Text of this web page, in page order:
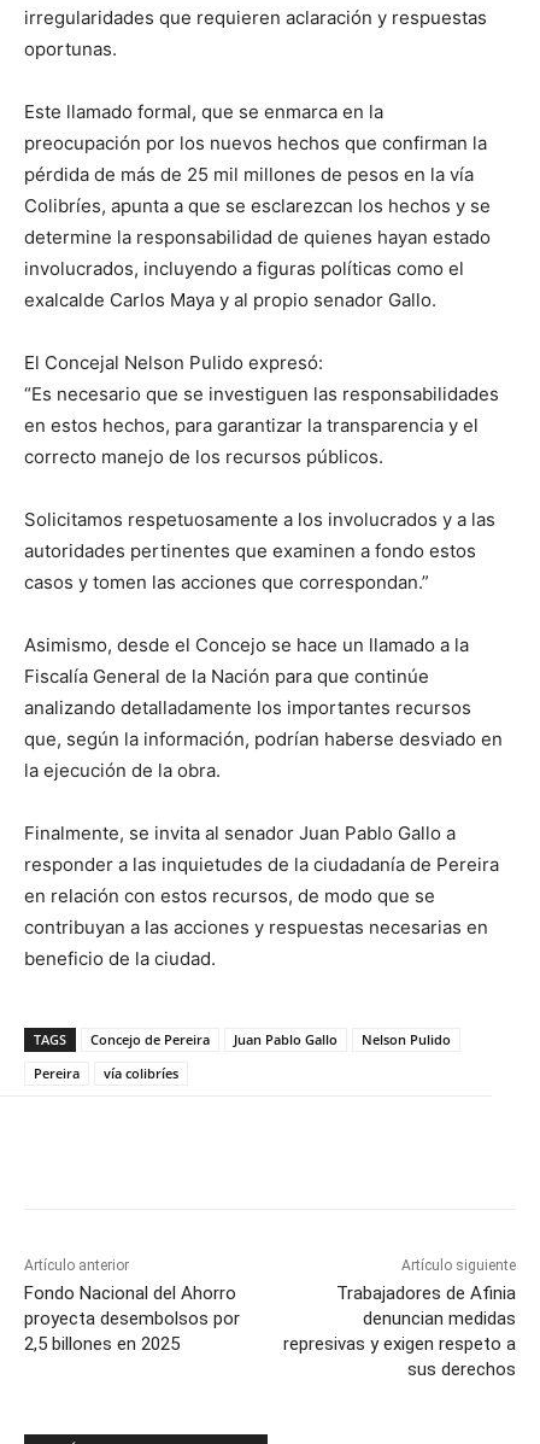
irregularidades que requieren aclaración y respuestas
oportunas.
Este llamado formal, que se enmarca en la
preocupación por los nuevos hechos que confirman la
pérdida de más de 25 mil millones de pesos en la vía
Colibríes, apunta a que se esclarezcan los hechos y se
determine la responsabilidad de quienes hayan estado
involucrados, incluyendo a figuras políticas como el
exalcalde Carlos Maya y al propio senador Gallo.
El Concejal Nelson Pulido expresó:
“Es necesario que se investiguen las responsabilidades
en estos hechos, para garantizar la transparencia y el
correcto manejo de los recursos públicos.
Solicitamos respetuosamente a los involucrados y a las
autoridades pertinentes que examinen a fondo estos
casos y tomen las acciones que correspondan.”
Asimismo, desde el Concejo se hace un llamado a la
Fiscalía General de la Nación para que continúe
analizando detalladamente los importantes recursos
que, según la información, podrían haberse desviado en
la ejecución de la obra.
Finalmente, se invita al senador Juan Pablo Gallo a
responder a las inquietudes de la ciudadanía de Pereira
en relación con estos recursos, de modo que se
contribuyan a las acciones y respuestas necesarias en
beneficio de la ciudad.
TAGS Concejo de Pereira Juan Pablo Gallo
Nelson Pulido
Pereira
vía colibríes
Artículo anterior
Fondo Nacional del Ahorro
proyecta desembolsos por
2,5 billones en 2025
Artículo siguiente
Trabajadores de Afinia
denuncian medidas
represivas y exigen respeto a
sus derechos